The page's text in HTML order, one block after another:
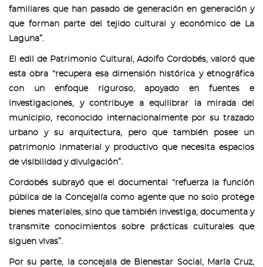
familiares que han pasado de generación en generación y
que forman parte del tejido cultural y económico de La
Laguna”.
El edil de Patrimonio Cultural, Adolfo Cordobés, valoró que
esta obra “recupera esa dimensión histórica y etnográfica
con un enfoque riguroso, apoyado en fuentes e
investigaciones, y contribuye a equilibrar la mirada del
municipio, reconocido internacionalmente por su trazado
urbano y su arquitectura, pero que también posee un
patrimonio inmaterial y productivo que necesita espacios
de visibilidad y divulgación”.
Cordobés subrayó que el documental “refuerza la función
pública de la Concejalía como agente que no solo protege
bienes materiales, sino que también investiga, documenta y
transmite conocimientos sobre prácticas culturales que
siguen vivas”.
Por su parte, la concejala de Bienestar Social, María Cruz,